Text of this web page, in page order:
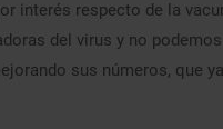
interés respecto de la
del virus y no
sus números, que